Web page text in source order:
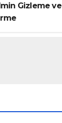
Gizleme ve